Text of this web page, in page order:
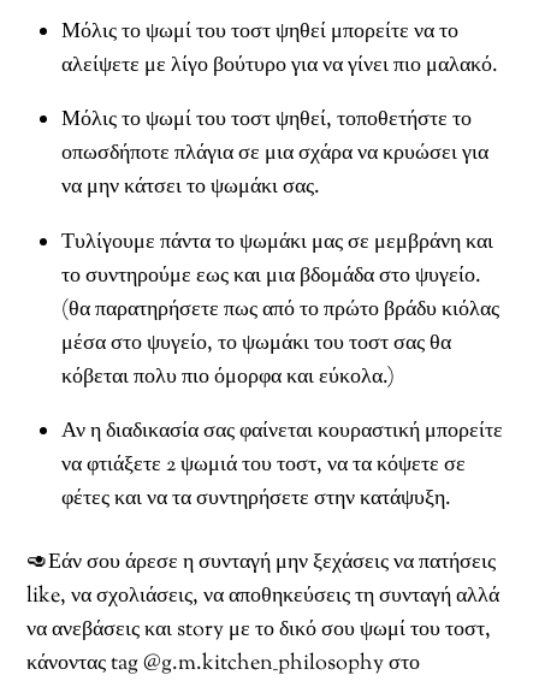
Μόλις το ψωμί του τοστ ψηθεί μπορείτε να το
αλείψετε με λίγο βούτυρο για να γίνει πιο μαλακό.
Μόλις το ψωμί του τοστ ψηθεί, τοποθετήστε το
οπωσδήποτε πλάγια σε μια σχάρα να κρυώσει για
να μην κάτσει το ψωμάκι σας.
Τυλίγουμε πάντα το ψωμάκι μας σε μεμβράνη και
το συντηρούμε εως και μια βδομάδα στο ψυγείο.
(θα παρατηρήσετε πως από το πρώτο βράδυ κιόλας
μέσα στο ψυγείο, το ψωμάκι του τοστ σας θα
κόβεται πολυ πιο όμορφα και εύκολα.)
Αν η διαδικασία σας φαίνεται κουραστική μπορείτε
να φτιάξετε 2 ψωμιά του τοστ, να τα κόψετε σε
φέτες και να τα συντηρήσετε στην κατάψυξη.
🥑Εάν σου άρεσε η συνταγή μην ξεχάσεις να πατήσεις
like, να σχολιάσεις, να αποθηκεύσεις τη συνταγή αλλά
να ανεβάσεις και story με το δικό σου ψωμί του τοστ,
κάνοντας tag @g.m.kitchen_philosophy στο